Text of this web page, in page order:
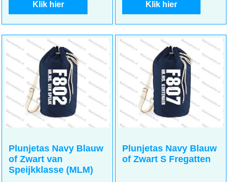
Klik hier Klik hier
Plunjetas Navy Blauw
of Zwart van
Speijkklasse (MLM)
Plunjetas Navy Blauw
of Zwart S Fregatten